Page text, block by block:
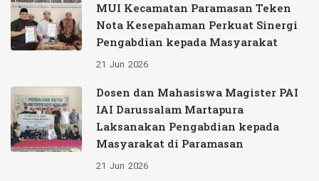
MUI Kecamatan Paramasan Teken
Nota Kesepahaman Perkuat Sinergi
Pengabdian kepada Masyarakat
21 Jun 2026
Dosen dan Mahasiswa Magister PAI
IAI Darussalam Martapura
Laksanakan Pengabdian kepada
Masyarakat di Paramasan
21 Jun 2026